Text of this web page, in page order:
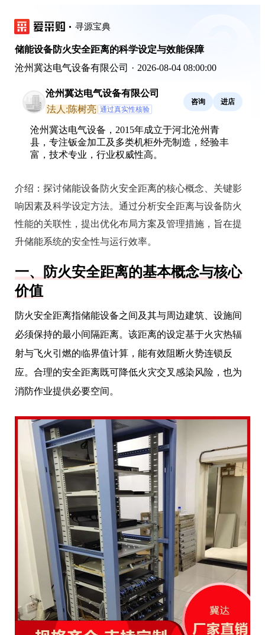
寻源宝典
储能设备防火安全距离的科学设定与效能保障
沧州冀达电气设备有限公司 · 2026-08-04 08:00:00
沧州冀达电气设备有限公司
法人:陈树亮 通过真实性核验
咨询 进店
沧州冀达电气设备，2015年成立于河北沧州青
县，专注钣金加工及多类机柜外壳制造，经验丰
富，技术专业，行业权威性高。
介绍： 探讨储能设备防火安全距离的核心概念、关键影
响因素及科学设定方法。通过分析安全距离与设备防火
性能的关联性，提出优化布局方案及管理措施，旨在提
升储能系统的安全性与运行效率。
一、防火安全距离的基本概念与核心
价值
防火安全距离指储能设备之间及其与周边建筑、设施间
必须保持的最小间隔距离。该距离的设定基于火灾热辐
射与飞火引燃的临界值计算，能有效阻断火势连锁反
应。合理的安全距离既可降低火灾交叉感染风险，也为
消防作业提供必要空间。